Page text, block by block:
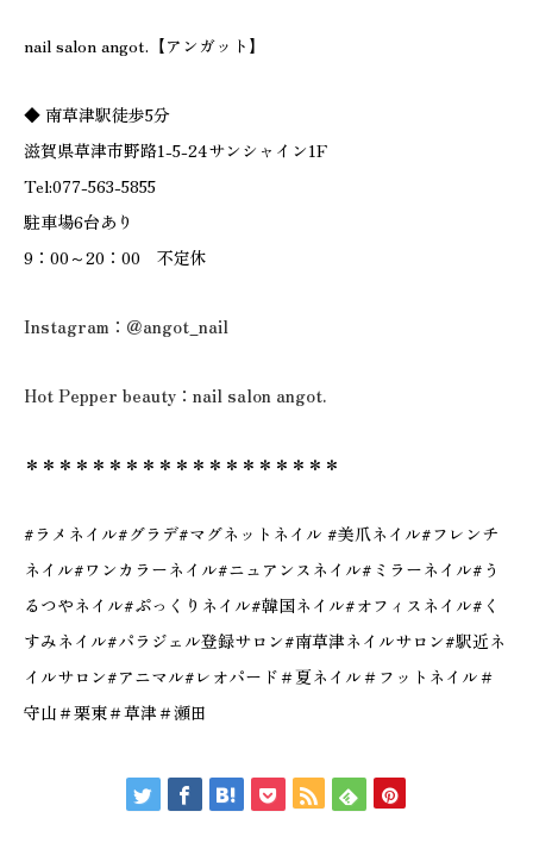
nail salon angot.【アンガット】
◆ 南草津駅徒歩5分
滋賀県草津市野路1-5-24サンシャイン1F
Tel:077-563-5855
駐車場6台あり
9：00～20：00 不定休
Instagram：＠angot_nail
Hot Pepper beauty：nail salon angot.
＊＊＊＊＊＊＊＊＊＊＊＊＊＊＊＊＊＊＊
#ラメネイル#グラデ#マグネットネイル #美爪ネイル#フレンチ
ネイル#ワンカラーネイル#ニュアンスネイル#ミラーネイル#う
るつやネイル#ぷっくりネイル#韓国ネイル#オフィスネイル#く
すみネイル#パラジェル登録サロン#南草津ネイルサロン#駅近ネ
イルサロン#アニマル#レオパード＃夏ネイル＃フットネイル＃
守山＃栗東＃草津＃瀬田